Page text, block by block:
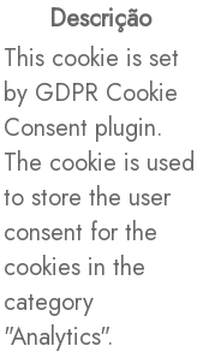
Descrição
This cookie is set
by GDPR Cookie
Consent plugin.
The cookie is used
to store the user
consent for the
cookies in the
category
"Analytics".